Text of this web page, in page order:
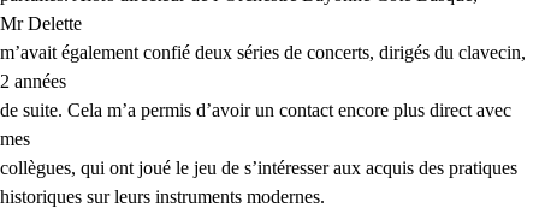
Mr Delette
m’avait également confié deux séries de concerts, dirigés du clavecin,
2 années
de suite. Cela m’a permis d’avoir un contact encore plus direct avec
mes
collègues, qui ont joué le jeu de s’intéresser aux acquis des pratiques
historiques sur leurs instruments modernes.